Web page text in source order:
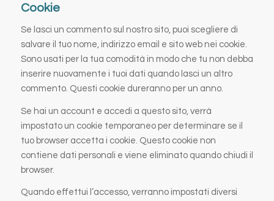
Cookie
Se lasci un commento sul nostro sito, puoi scegliere di
salvare il tuo nome, indirizzo email e sito web nei cookie.
Sono usati per la tua comodità in modo che tu non debba
inserire nuovamente i tuoi dati quando lasci un altro
commento. Questi cookie dureranno per un anno.
Se hai un account e accedi a questo sito, verrà
impostato un cookie temporaneo per determinare se il
tuo browser accetta i cookie. Questo cookie non
contiene dati personali e viene eliminato quando chiudi il
browser.
Quando effettui l’accesso, verranno impostati diversi